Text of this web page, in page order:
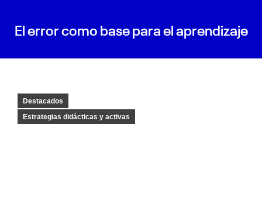
El error como base para el aprendizaje
Destacados
Estrategias didácticas y activas